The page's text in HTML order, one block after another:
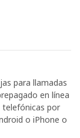
para llamadas
en línea
por
o iPhone o